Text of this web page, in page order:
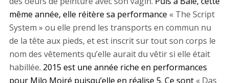
même année, elle réitère sa performance « The Script
System » ou elle prend les transports en commun nu
de la tête aux pieds, et est inscrit sur tout son corps le
nom des vêtements qu’elle aurait du vêtir si elle était
habillée. 2015 est une année riche en performances
pour Milo Moiré puisqu’elle en réalise 5. Ce sont « Das